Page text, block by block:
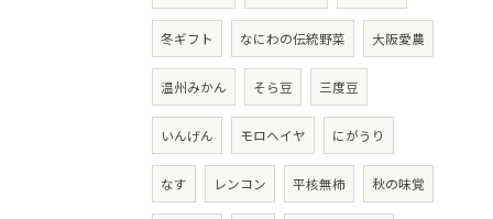
冬ギフト なにわの伝統野菜 大阪愛農
温州みかん そら豆 三度豆
いんげん モロヘイヤ にがうり
なす レンコン 平核無柿 秋の味覚